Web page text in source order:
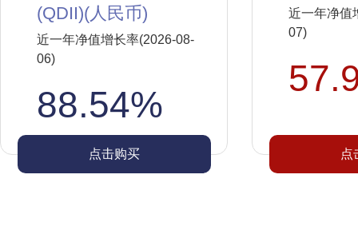
(QDII)(人民币)
近一年净值增长率(2026-08-
06)
88.54%
点击购买
近一年净值
07)
点